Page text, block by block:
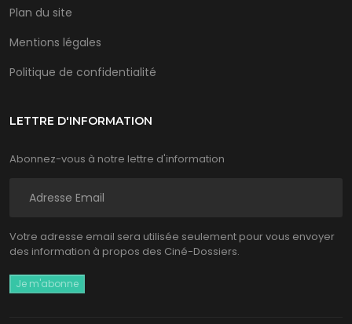
Plan du site
Mentions légales
Politique de confidentialité
LETTRE D'INFORMATION
Abonnez-vous à notre lettre d'information
Votre adresse email sera utilisée seulement pour vous envoyer
des information à propos des Ciné-Dossiers.